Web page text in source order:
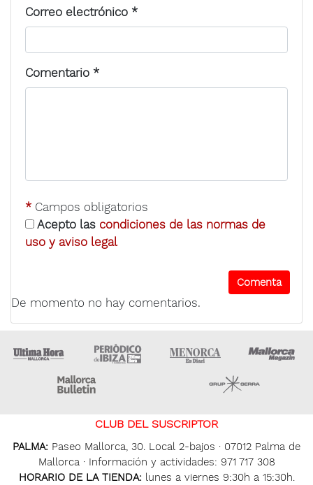
Correo electrónico *
Comentario *
* Campos obligatorios
Acepto las condiciones de las normas de
uso y aviso legal
De momento no hay comentarios.
Ultima Hora Ultima hora Ibiza Menorca • Es Diari
CLUB DEL SUSCRIPTOR
PALMA: Paseo Mallorca, 30. Local 2-bajos · 07012 Palma de
Mallorca · Información y actividades: 971 717 308
HORARIO DE LA TIENDA: lunes a viernes 9:30h a 15:30h.